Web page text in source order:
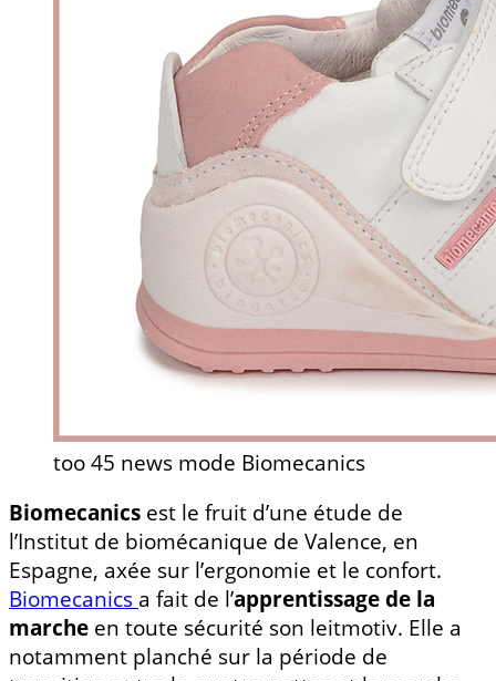
too 45 news mode Biomecanics
Biomecanics est le fruit d’une étude de
l’Institut de biomécanique de Valence, en
Espagne, axée sur l’ergonomie et le confort.
Biomecanics a fait de l’apprentissage de la
marche en toute sécurité son leitmotiv. Elle a
notamment planché sur la période de